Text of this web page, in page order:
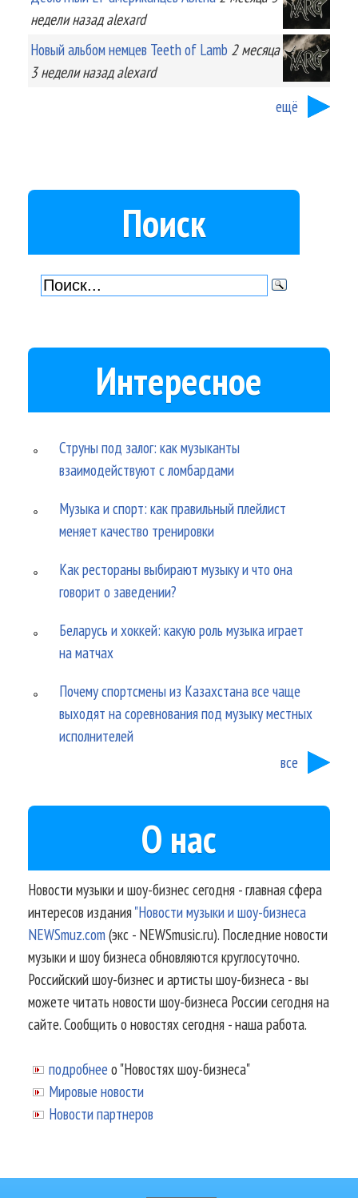
неделиназад alexard
Новый альбом немцев Teeth of Lamb 2 месяца
3 неделиназад alexard
ещё
Поиск
Интересное
Струны под залог: как музыканты
взаимодействуют с ломбардами
Музыка и спорт: как правильный плейлист
меняет качество тренировки
Как рестораны выбирают музыку и что она
говорит о заведении?
Беларусь и хоккей: какую роль музыка играет
на матчах
Почему спортсмены из Казахстана все чаще
выходят на соревнования под музыку местных
исполнителей
все
О нас
Новости музыки и шоу-бизнес сегодня - главная сфера
интересов издания"Новости музыки и шоу-бизнеса
NEWSmuz.com(экс - NEWSmusic.ru). Последние новости
музыки и шоу бизнеса обновляются круглосуточно.
Российский шоу-бизнес и артисты шоу-бизнеса - вы
можете читать новости шоу-бизнеса России сегодня на
сайте. Сообщить о новостях сегодня - наша работа.
подробнее о "Новостях шоу-бизнеса"
Мировые новости
Новости партнеров